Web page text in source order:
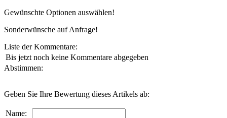
Gewünschte Optionen auswählen!
Sonderwünsche auf Anfrage!
Liste der Kommentare:
Bis jetzt noch keine Kommentare abgegeben
Abstimmen:
Geben Sie Ihre Bewertung dieses Artikels ab:
Name: